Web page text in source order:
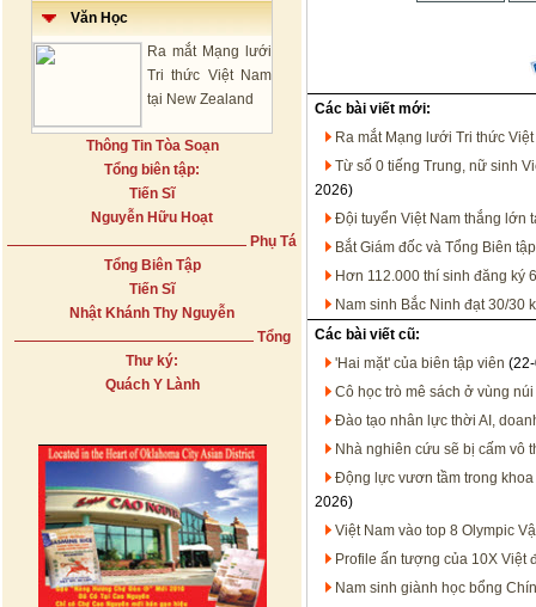
Văn Học
Ra mắt Mạng lưới
Tri thức Việt Nam
tại New Zealand
Thông Tin Tòa Soạn
Tổng biên tập:
Tiến Sĩ
Nguyễn Hữu Hoạt
Phụ Tá
Tổng Biên Tập
Tiến Sĩ
Nhật Khánh Thy Nguyễn
Tổng
Thư ký:
Quách Y Lành
Các bài viết mới:
Ra mắt Mạng lưới Tri thức
Từ số 0 tiếng Trung, nữ sinh
2026)
Đội tuyển Việt Nam thắng lớn
Bắt Giám đốc và Tổng Biên
Hơn 112.000 thí sinh đăng ký
Nam sinh Bắc Ninh đạt 30/30
Các bài viết cũ:
'Hai mặt' của biên tập viên
Cô học trò mê sách ở vùng
Đào tạo nhân lực thời AI,
Nhà nghiên cứu sẽ bị cấm vô
Động lực vươn tầm trong
2026)
Việt Nam vào top 8 Olympic
Profile ấn tượng của 10X Việt
Nam sinh giành học bổng